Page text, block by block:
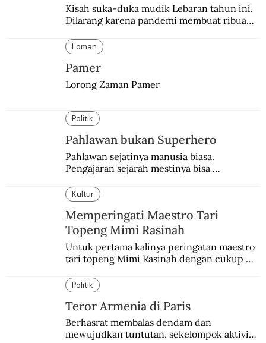
Kisah suka-duka mudik Lebaran tahun ini.
Dilarang karena pandemi membuat ribuan
kampung lebih awal.
Loman
Pamer
Lorong Zaman Pamer
Politik
Pahlawan bukan Superhero
Pahlawan sejatinya manusia biasa.
Pengajaran sejarah mestinya bisa
Kultur
Memperingati Maestro Tari
Topeng Mimi Rasinah
Untuk pertama kalinya peringatan maestro
tari topeng Mimi Rasinah dengan cukup
internasional.
Politik
Teror Armenia di Paris
Berhasrat membalas dendam dan
mewujudkan tuntutan, sekelompok aktivis